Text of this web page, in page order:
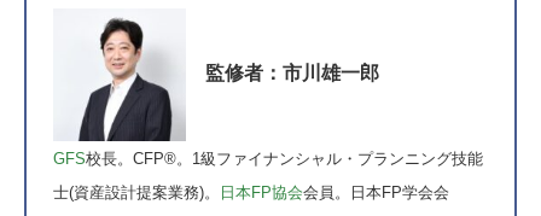
監修者：市川雄一郎
GFS校長。CFP®。1級ファイナンシャル・プランニング技能
士(資産設計提案業務)。
日本FP協会会員。日本FP学会会